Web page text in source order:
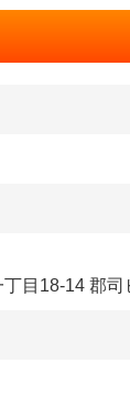
目18-14 郡司